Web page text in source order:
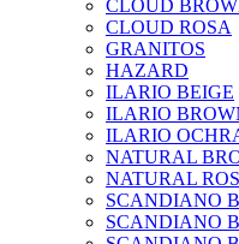
CLOUD
CLOUD ROSA
GRANITOS
HAZARD
ILARIO BEIGE
ILARIO
ILARIO
NATURAL
NATURAL
SCANDIANO
SCANDIANO